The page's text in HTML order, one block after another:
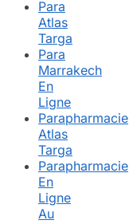
Para
Atlas
Targa
Para
Marrakech
En
Ligne
Parapharmacie
Atlas
Targa
Parapharmacie
En
Ligne
Au